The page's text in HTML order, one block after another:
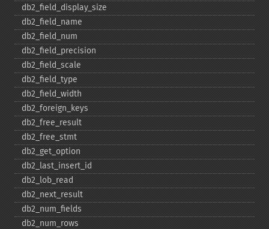
db2_​field_​display_​size
db2_​field_​name
db2_​field_​num
db2_​field_​precision
db2_​field_​scale
db2_​field_​type
db2_​field_​width
db2_​foreign_​keys
db2_​free_​result
db2_​free_​stmt
db2_​get_​option
db2_​last_​insert_​id
db2_​lob_​read
db2_​next_​result
db2_​num_​fields
db2_​num_​rows